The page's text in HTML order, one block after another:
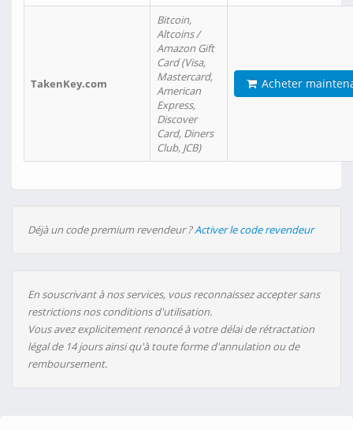
TakenKey.com
Bitcoin,
Altcoins /
Amazon Gift
Card (Visa,
Mastercard,
American
Express,
Discover
Card, Diners
Club, JCB)
Acheter
Déjà un code premium revendeur ?Activer le code revendeur
En souscrivant à nos services, vous reconnaissez accepter sans
restrictions nos conditions d'utilisation.
Vous avez explicitement renoncé à votre délai de rétractation
légal de 14 jours ainsi qu'à toute forme d'annulation ou de
remboursement.